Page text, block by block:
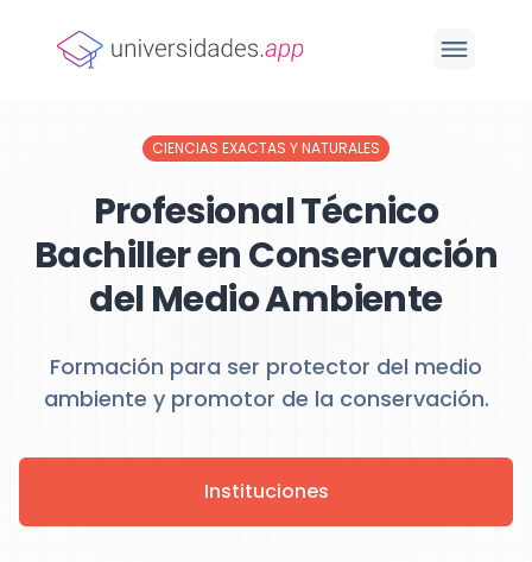
CIENCIAS EXACTAS Y NATURALES
Profesional Técnico
Bachiller en Conservación
del Medio Ambiente
Formación para ser protector del medio
ambiente y promotor de la conservación.
Instituciones